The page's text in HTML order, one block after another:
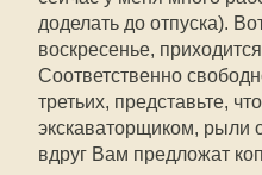
доделать до отпуска).
воскресенье,
Соответственно
третьих, представьте,
экскаваторщиком, рыли
вдруг Вам предложат